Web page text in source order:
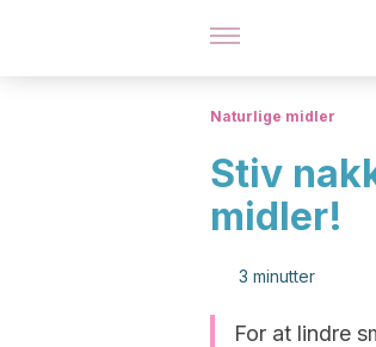
Naturlige midler
Stiv
midler!
3 minutter
For at lindre